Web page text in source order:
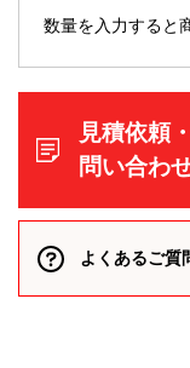
数量を入力すると
見積依頼
問い合わ
よくあるご質